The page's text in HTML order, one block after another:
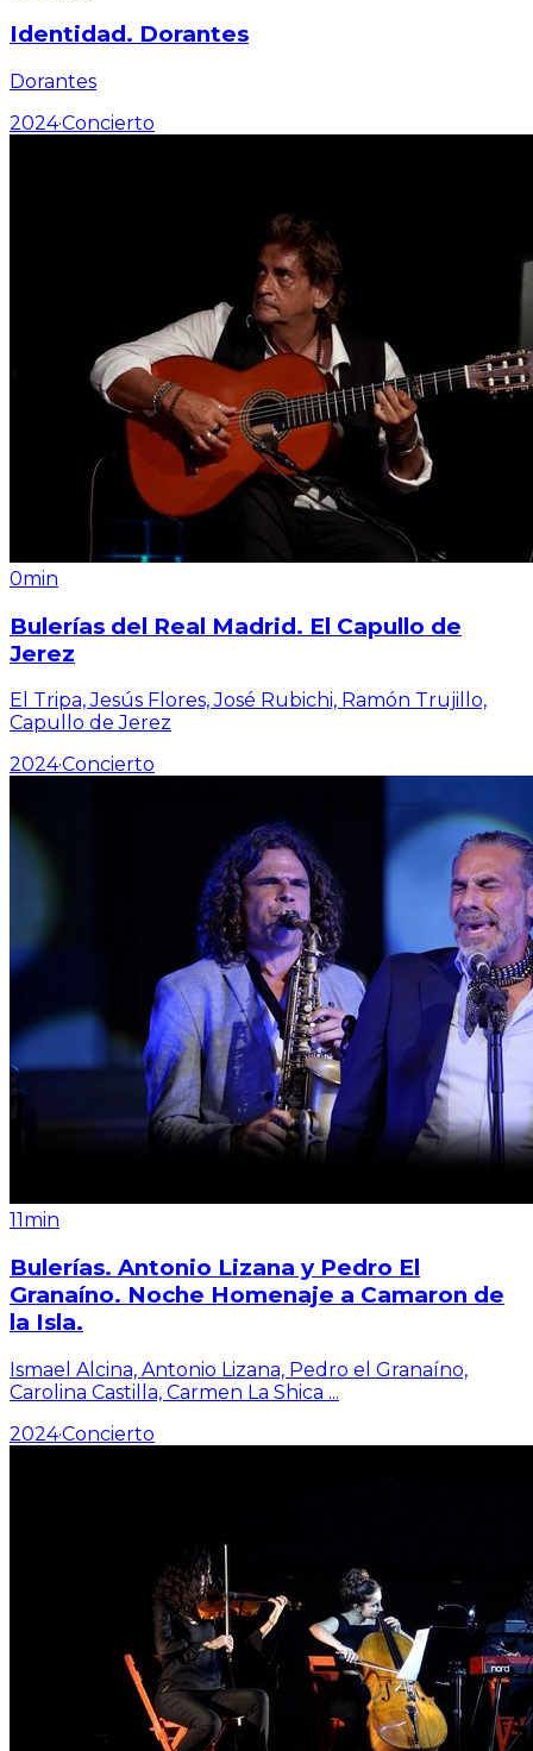
Identidad. Dorantes
Dorantes
2024·Concierto
0min
Bulerías del Real Madrid. El Capullo de
Jerez
El Tripa, Jesús Flores, José Rubichi, Ramón Trujillo,
Capullo de Jerez
2024·Concierto
11min
Bulerías. Antonio Lizana y Pedro El
Granaíno. Noche Homenaje a Camaron de
la Isla.
Ismael Alcina, Antonio Lizana, Pedro el Granaíno,
Carolina Castilla, Carmen La Shica ...
2024·Concierto